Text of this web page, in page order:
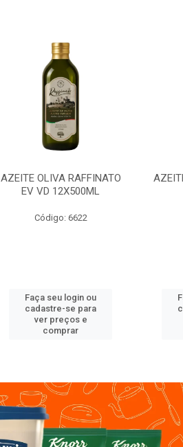
AZEITE OLIVA RAFFINATO
EV VD 12X500ML
Código: 6622
Faça seu login ou
cadastre-se para
ver preços e
comprar